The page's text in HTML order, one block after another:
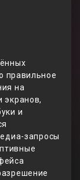
правильное
на
экранов,
и
запросы